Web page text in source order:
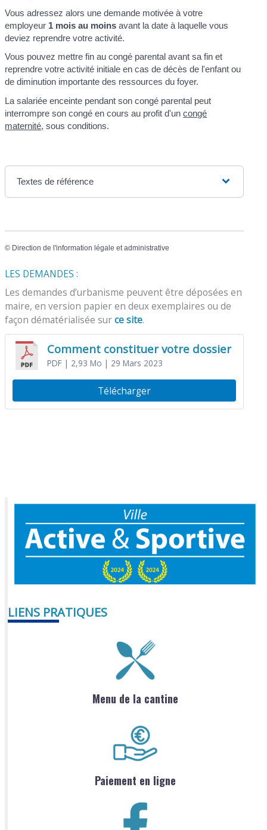
Vous adressez alors une demande motivée à votre
employeur 1 mois au moins avant la date à laquelle vous
deviez reprendre votre activité.
Vous pouvez mettre fin au congé parental avant sa fin et
reprendre votre activité initiale en cas de décès de l'enfant ou
de diminution importante des ressources du foyer.
La salariée enceinte pendant son congé parental peut
interrompre son congé en cours au profit d'uncongé
maternité, sous conditions.
Textes de référence
© Direction de l'information légale et administrative
LES DEMANDES :
Les demandes d’urbanisme peuvent être déposées en
maire, en version papier en deux exemplaires ou de
façon dématérialisée surce site.
Comment constituer votre dossier
PDF| 2,93 Mo | 29 Mars 2023
Télécharger
LIENS PRATIQUES
Menu de la cantine
Paiement en ligne